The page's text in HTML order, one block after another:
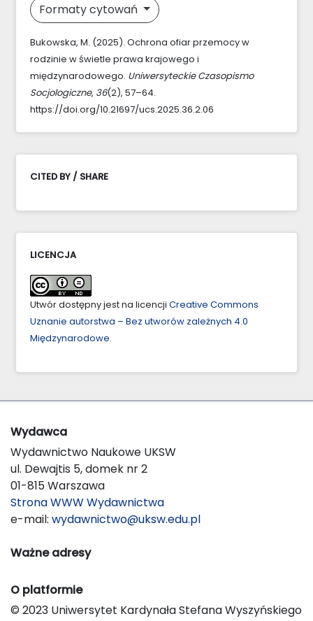
Formaty cytowań
Bukowska, M. (2025). Ochrona ofiar przemocy w
rodzinie w świetle prawa krajowego i
międzynarodowego. Uniwersyteckie Czasopismo
Socjologiczne, 36(2), 57–64.
https://doi.org/10.21697/ucs.2025.36.2.06
CITED BY / SHARE
LICENCJA
Utwór dostępny jest na licencji Creative Commons
Uznanie autorstwa – Bez utworów zależnych 4.0
Międzynarodowe.
Wydawca
Wydawnictwo Naukowe UKSW
ul. Dewajtis 5, domek nr 2
01-815 Warszawa
Strona WWW Wydawnictwa
e-mail: wydawnictwo@uksw.edu.pl
Ważne adresy
O platformie
© 2023 Uniwersytet Kardynała Stefana Wyszyńskiego